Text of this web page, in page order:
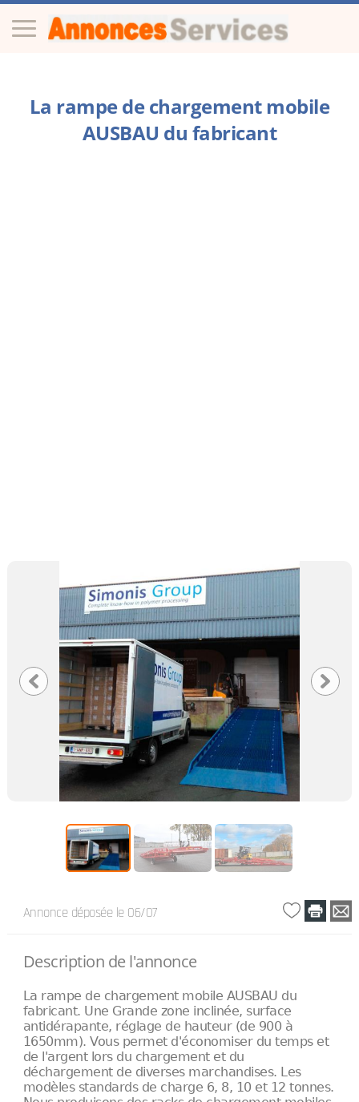
La rampe de chargement mobile
AUSBAU du fabricant
Annonce déposée le 06/07
Description de l'annonce
La rampe de chargement mobile AUSBAU du
fabricant. Une Grande zone inclinée, surface
antidérapante, réglage de hauteur (de 900 à
1650mm). Vous permet d'économiser du temps et
de l'argent lors du chargement et du
déchargement de diverses marchandises. Les
modèles standards de charge 6, 8, 10 et 12 tonnes.